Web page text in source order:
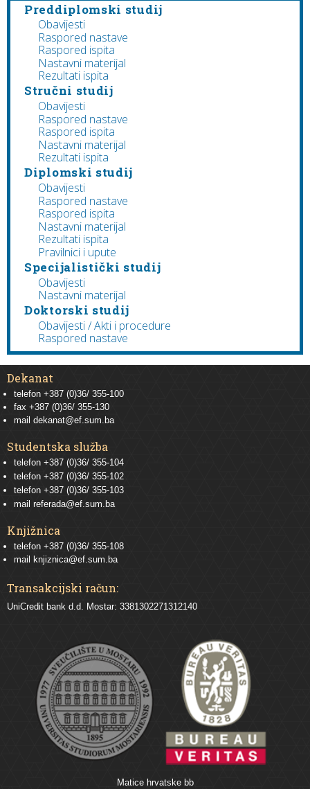
Preddiplomski studij
Obavijesti
Raspored nastave
Raspored ispita
Nastavni materijal
Rezultati ispita
Stručni studij
Obavijesti
Raspored nastave
Raspored ispita
Nastavni materijal
Rezultati ispita
Diplomski studij
Obavijesti
Raspored nastave
Raspored ispita
Nastavni materijal
Rezultati ispita
Pravilnici i upute
Specijalistički studij
Obavijesti
Nastavni materijal
Doktorski studij
Obavijesti / Akti i procedure
Raspored nastave
Dekanat
telefon +387 (0)36/ 355-100
fax +387 (0)36/ 355-130
mail dekanat@ef.sum.ba
Studentska služba
telefon +387 (0)36/ 355-104
telefon +387 (0)36/ 355-102
telefon +387 (0)36/ 355-103
mail referada@ef.sum.ba
Knjižnica
telefon +387 (0)36/ 355-108
mail
knjiznica@ef.sum.ba
Transakcijski račun:
UniCredit bank d.d. Mostar: 3381302271312140
Matice hrvatske bb